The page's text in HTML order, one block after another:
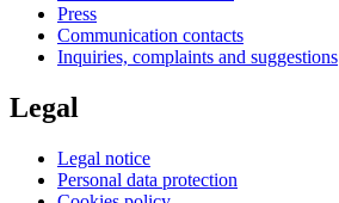
Press
Communication contacts
Inquiries, complaints and suggestions
Legal
Legal notice
Personal data protection